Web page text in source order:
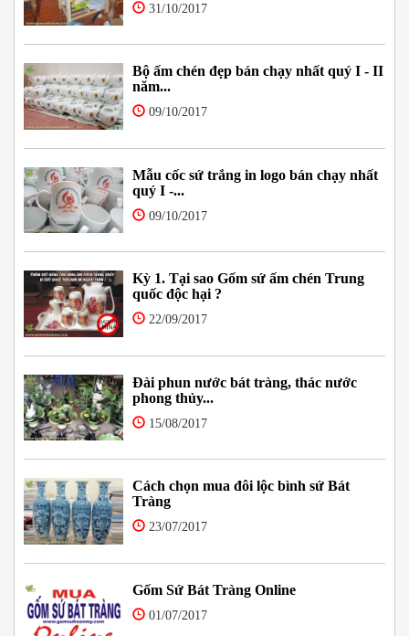
31/10/2017
Bộ ấm chén đẹp bán chạy nhất quý I - II
năm...
09/10/2017
Mẫu cốc sứ trắng in logo bán chạy nhất
quý I -...
09/10/2017
Kỳ 1. Tại sao Gốm sứ ấm chén Trung
quốc độc hại ?
22/09/2017
Đài phun nước bát tràng, thác nước
phong thủy...
15/08/2017
Cách chọn mua đôi lộc bình sứ Bát
Tràng
23/07/2017
Gốm Sứ Bát Tràng Online
01/07/2017